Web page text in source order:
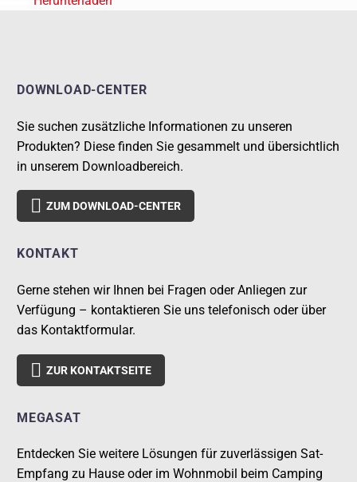
DOWNLOAD-CENTER
Sie suchen zusätzliche Informationen zu unseren
Produkten? Diese finden Sie gesammelt und übersichtlich
in unserem Downloadbereich.
 ZUM DOWNLOAD-CENTER
KONTAKT
Gerne stehen wir Ihnen bei Fragen oder Anliegen zur
Verfügung – kontaktieren Sie uns telefonisch oder über
das Kontaktformular.
 ZUR KONTAKTSEITE
MEGASAT
Entdecken Sie weitere Lösungen für zuverlässigen Sat-
Empfang zu Hause oder im Wohnmobil beim Camping